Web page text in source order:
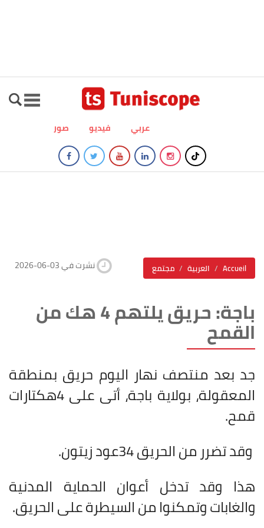
صور فيديو عربي
مجتمع العربية Accueil 2026-06-03 نشرت في
باجة: حريق يلتهم 4 هك من
القمح
جد بعد منتصف نهار اليوم حريق بمنطقة
المعقولة، بولاية باجة، أتى على 4هكتارات
قمح.
وقد تضرر من الحريق 34عود زيتون.
هذا وقد تدخل أعوان الحماية المدنية
والغابات وتمكنوا من السيطرة على الحريق.